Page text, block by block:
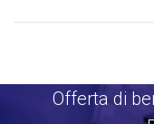
Offerta di